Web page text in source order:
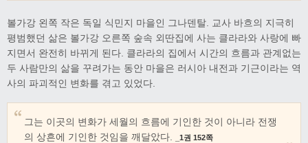
볼가강 왼쪽 작은 독일 식민지 마을인 그나덴탈. 교사 바흐의 지극히
평범했던 삶은 볼가강 오른쪽 숲속 외딴집에 사는 클라라와 사랑에 빠
지면서 완전히 바뀌게 된다. 클라라의 집에서 시간의 흐름과 관계없는
두 사람만의 삶을 꾸려가는 동안 마을은 러시아 내전과 기근이라는 역
사의 파괴적인 변화를 겪고 있었다.
그는 이곳의 변화가 세월의 흐름에 기인한 것이 아니라 전쟁
의 상흔에 기인한 것임을 깨달았다.
_1권 152쪽